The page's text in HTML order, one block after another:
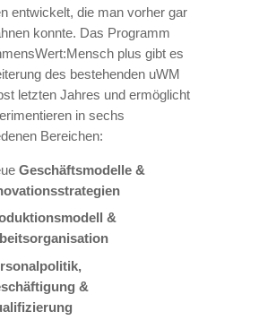
entwickelt, die man vorher gar
konnte. Das Programm
plus gibt es
des bestehenden uWM
letzten Jahres und ermöglicht
in sechs
Bereichen:
Geschäftsmodelle &
&
&